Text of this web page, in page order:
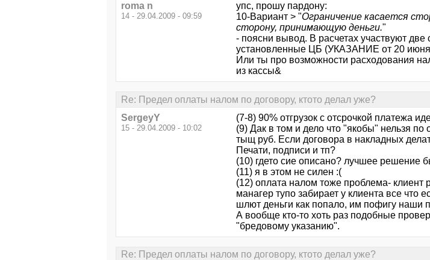
roma n
14 - 29.04.2009 - 09:59
упс, прошу пардону:
10-Вариант > "Ограничение касается
сторону, принимающую деньги."
- поясни вывод. В расчетах участвуют
установленные ЦБ (УКАЗАНИЕ от 20 июня
Или ты про возможности расходования
из кассы&
Re: Предел оплаты налом по договору, ктото делал уже?
SergeyY
15 - 29.04.2009 - 10:02
(7-8) 90% отгрузок с отсрочкой платежа
(9) Дак в том и дело что "якобы" нельзя
тыщ руб. Если договора в накладных
Печати, подписи и тп?
(10) гдето сие описано? лучшее решение
(11) я в этом не силен :(
(12) оплата налом тоже проблема- клиент
манагер тупо забирает у клиента все что
шлют деньги как попало, им пофигу наши
А вообще кто-то хоть раз подобные
"бредовому указанию".
Re: Предел оплаты налом по договору, ктото делал уже?